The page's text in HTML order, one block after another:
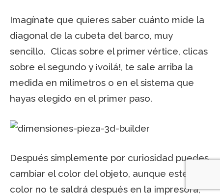
Imagínate que quieres saber cuánto mide la
diagonal de la cubeta del barco, muy
sencillo. Clicas sobre el primer vértice, clicas
sobre el segundo y ¡voilá!, te sale arriba la
medida en milímetros o en el sistema que
hayas elegido en el primer paso.
Después simplemente por curiosidad puedes
cambiar el color del objeto, aunque este
color no te saldrá después en la impresora,